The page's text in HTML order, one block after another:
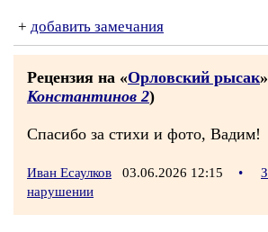
+ добавить замечания
Рецензия на «Орловский рысак
Константинов 2)
Спасибо за стихи и фото, Вадим!
Иван Есаулков 03.06.2026 12:15 •
нарушении